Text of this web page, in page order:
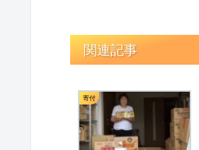
関連記事
寄付